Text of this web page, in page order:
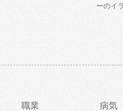
ーのイ
職業 病気